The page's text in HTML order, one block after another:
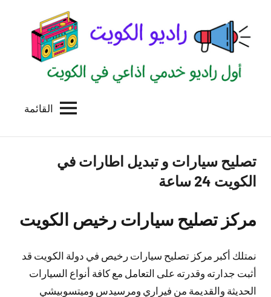
المحتوى
الكويت
للاعلانات
الخدمية
بالكويت
القائمة
تصليح سيارات و تبديل اطارات في
الكويت 24 ساعة
مركز تصليح سيارات رخيص الكويت
نمتلك أكبر مركز تصليح سيارات رخيص في دولة الكويت قد
أثبت جدارته وقدرته على التعامل مع كافة أنواع السيارات
الحديثة والقديمة من فيراري ومرسيدس وميتسوبيشي